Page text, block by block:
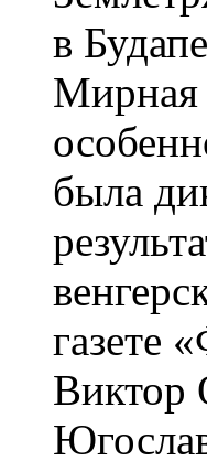
Мирная
была
газете
Виктор